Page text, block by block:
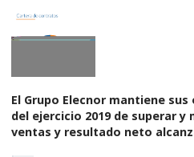
El Grupo Elecnor mantiene
del ejercicio 2019 de superar
ventas y resultado neto